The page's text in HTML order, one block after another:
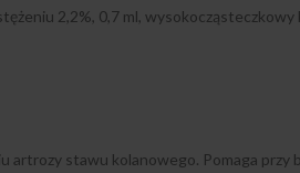
2,2%, 0,7 ml,
stawu kolanowego. Pomaga